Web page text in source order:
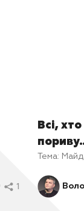
1
Всі,
Тема: